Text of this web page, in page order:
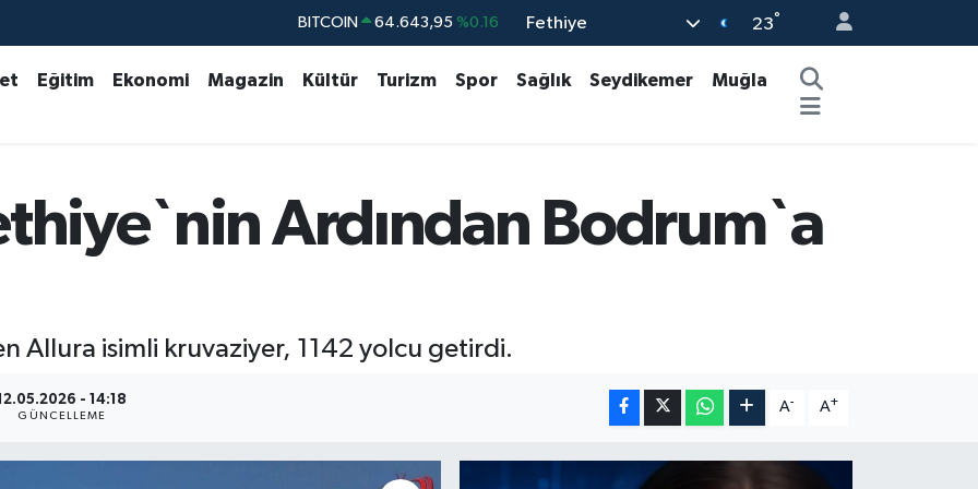
EURO 55,0406 %-0.08
BİST100 13.799
Fethiye 23°
Eğitim Ekonomi Magazin Kültür Turizm Spor Sağlık Seydikemer
Muğla
Ardından Bodrum`a
Allura isimli kruvaziyer, 1142 yolcu getirdi.
- 14:18
GÜNCELLEME
A- A+